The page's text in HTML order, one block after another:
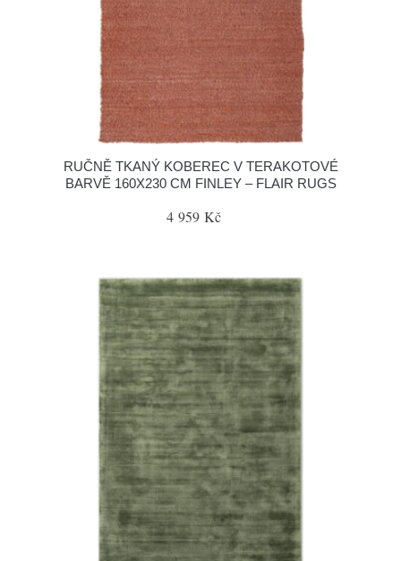
RUČNĚ TKANÝ KOBEREC V TERAKOTOVÉ
BARVĚ 160X230 CM FINLEY – FLAIR RUGS
4 959 Kč